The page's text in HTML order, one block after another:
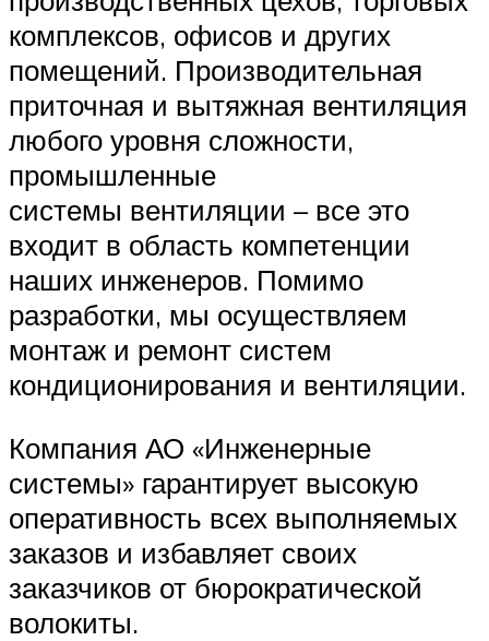
комплексов, офисов и других
помещений. Производительная
приточная и вытяжная вентиляция
любого уровня сложности,
промышленные
системы вентиляции – все это
входит в область компетенции
наших инженеров. Помимо
разработки, мы осуществляем
монтаж и ремонт систем
кондиционирования и вентиляции.
Компания АО «Инженерные
системы» гарантирует высокую
оперативность всех выполняемых
заказов и избавляет своих
заказчиков от бюрократической
волокиты.